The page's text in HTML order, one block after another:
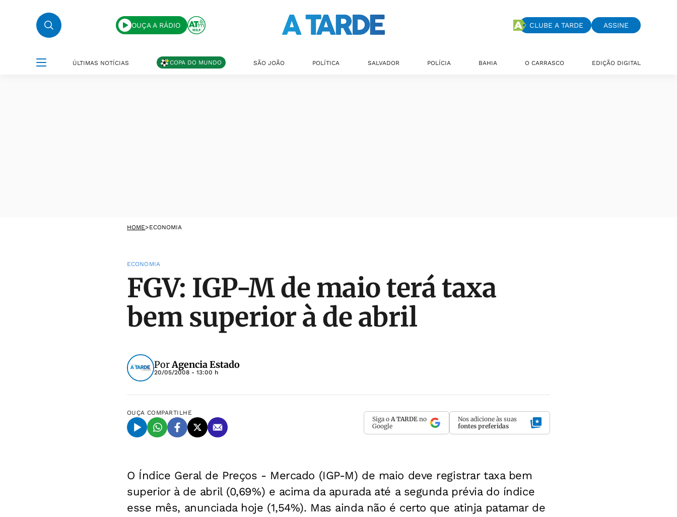
OUÇA A RÁDIO CLUBE A TARDE ASSINE
ÚLTIMAS NOTÍCIAS COPA DO MUNDO SÃO JOÃO POLÍTICA SALVADOR POLÍCIA BAHIA O CARRASCO EDIÇÃO DIGITAL
HOME>ECONOMIA
ECONOMIA
FGV: IGP-M de maio terá taxa
bem superior à de abril
PorAgencia Estado
20/05/2008 - 13:00 h
OUÇA COMPARTILHE
Siga o A TARDE no
Google
Nos adicione às suas
fontes preferidas
O Índice Geral de Preços - Mercado (IGP-M) de maio deve registrar taxa bem
superior à de abril (0,69%) e acima da apurada até a segunda prévia do índice
esse mês, anunciada hoje (1,54%). Mas ainda não é certo que atinja patamar de